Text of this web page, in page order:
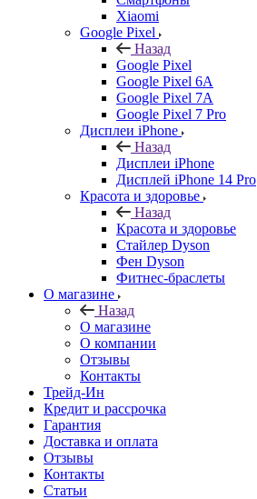
Xiaomi
Google Pixel
Назад
Google Pixel
Google Pixel 6A
Google Pixel 7А
Google Pixel 7 Pro
Дисплеи iPhone
Назад
Дисплеи iPhone
Дисплей iPhone 14 Pro
Красота и здоровье
Назад
Красота и здоровье
Стайлер Dyson
Фен Dyson
Фитнес-браслеты
О магазине
Назад
О магазине
О компании
Отзывы
Контакты
Трейд-Ин
Кредит и рассрочка
Гарантия
Доставка и оплата
Отзывы
Контакты
Статьи